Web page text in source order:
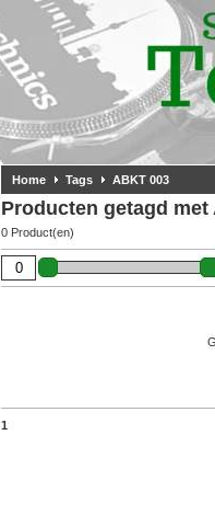
Home Tags ABKT 003
Producten getagd met
0 Product(en)
1